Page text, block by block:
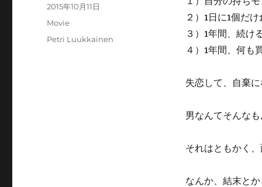
２）1日に1個だ
３）1年間、続け
４）1年間、何も
失恋して、自棄
男なんてそんなも
それはともかく
なんか、結末と
投
2015年10月11日
カ
Movie
タ
Petri Luukkainen